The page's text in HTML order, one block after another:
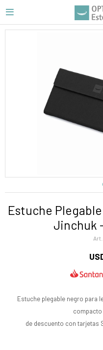

Estuche
Jinchuk
Estuche plegable negro para
compacto
de descuento con tarjetas